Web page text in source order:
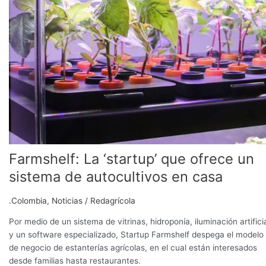
Farmshelf: La ‘startup’ que ofrece un
sistema de autocultivos en casa
.Colombia, Noticias / Redagrícola
Por medio de un sistema de vitrinas, hidroponía, iluminación
y un software especializado, Startup Farmshelf despega el modelo
de negocio de estanterías agrícolas, en el cual están interesados
desde familias hasta restaurantes.